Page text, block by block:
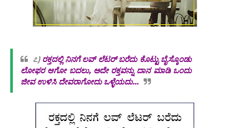
೭) ರಕ್ತದಲ್ಲಿ ನಿನಗೆ ಲವ್ ಲೆಟರ್ ಬರೆದು ಕೊಟ್ಟು ಬೈಸ್ಕೊಂಡು
ಲೋಫರ ಆಗೋ ಬದಲು, ಅದೇ ರಕ್ತವನ್ನು ದಾನ ಮಾಡಿ ಒಂದು
ಜೀವ ಉಳಿಸಿ ದೇವರಾಗೋದು ಒಳ್ಳೆಯದು...